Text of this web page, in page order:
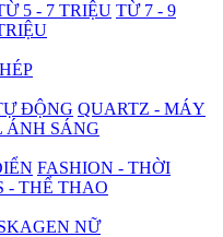
5 - 7 TRIỆU TỪ 7 - 9
ĐỘNG QUARTZ - MÁY
ÁNH SÁNG
FASHION - THỜI
- THỂ THAO
NỮ